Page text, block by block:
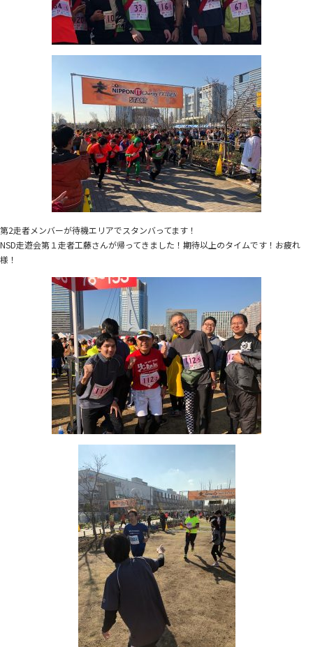
第2走者メンバーが待機エリアでスタンバってます！
NSD走遊会第１走者工藤さんが帰ってきました！期待以上のタイムです！お疲れ
様！